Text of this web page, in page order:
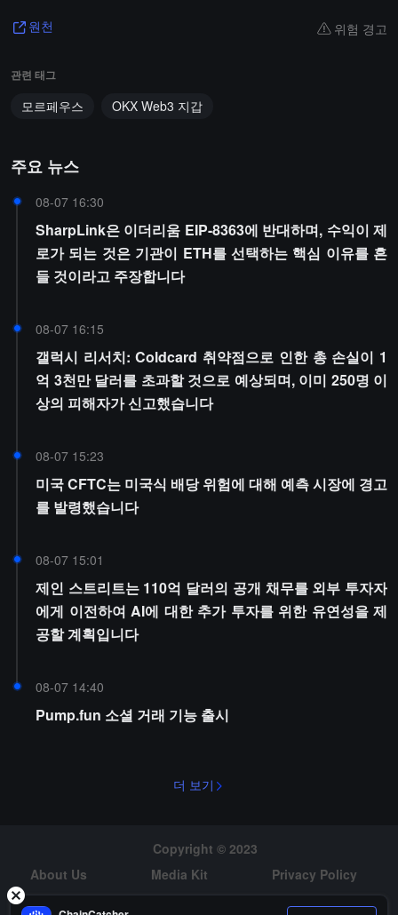
원천 위험 경고
관련 태그
모르페우스 OKX Web3 지갑
주요 뉴스
08-07 16:30
SharpLink은 이더리움 EIP-8363에 반대하며, 수익이 제
로가 되는 것은 기관이 ETH를 선택하는 핵심 이유를 흔
들 것이라고 주장합니다
08-07 16:15
갤럭시 리서치: Coldcard 취약점으로 인한 총 손실이 1
억 3천만 달러를 초과할 것으로 예상되며, 이미 250명 이
상의 피해자가 신고했습니다
08-07 15:23
미국 CFTC는 미국식 배당 위험에 대해 예측 시장에 경고
를 발령했습니다
08-07 15:01
제인 스트리트는 110억 달러의 공개 채무를 외부 투자자
에게 이전하여 AI에 대한 추가 투자를 위한 유연성을 제
공할 계획입니다
08-07 14:40
Pump.fun 소셜 거래 기능 출시
더 보기
Copyright © 2023
About Us
Media Kit
Privacy Policy
Risk Warning
Hiring